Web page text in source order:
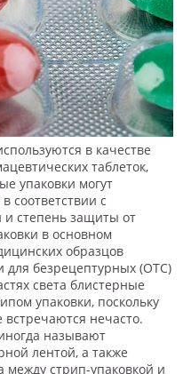
в качестве
таблеток,
упаковки могут
соответствии с
и степень защиты от
в основном
образцов
безрецептурных (OTC)
света блистерные
упаковки, поскольку
встречаются нечасто.
называют
лентой, а также
между стрип-упаковкой и